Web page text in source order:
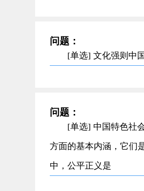
问题：
[单选] 文化强则中
问题：
[单选] 中国特色社
方面的基本内涵，它们
中，公平正义是